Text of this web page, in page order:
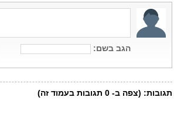
הגב בשם:
תגובות: (צפה ב- 0 תגובות בעמוד זה)